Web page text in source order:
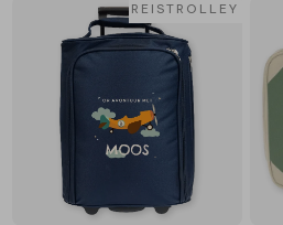
REISTROLLEY